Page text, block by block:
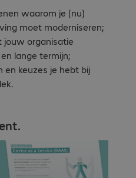
waarom je (nu)
moet moderniseren;
jouw organisatie
lange termijn;
en keuzes je hebt bij